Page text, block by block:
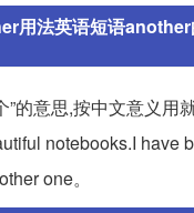
用法英语短语
”的意思,按中文意义用
notebooks.I have
one。